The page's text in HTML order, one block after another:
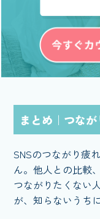
まとめ｜つな
SNSのつながり疲
ん。他人との比較
つながりたくない
が、知らないうち